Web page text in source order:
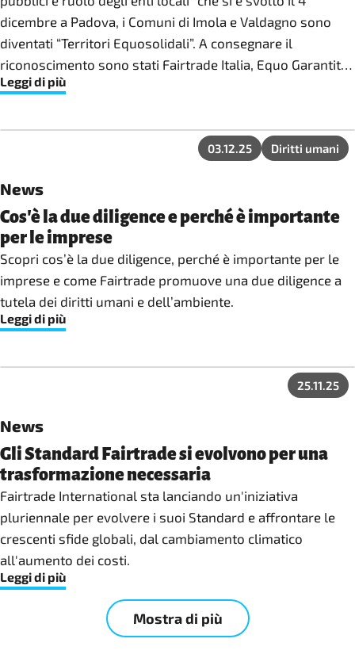
dicembre a Padova, i Comuni di Imola e Valdagno sono
diventati “Territori Equosolidali”. A consegnare il
riconoscimento sono stati Fairtrade Italia, Equo Garantito
e Associazione Botteghe del Mondo, organizzazioni
l’Assessora Francesca Benciolini del Comune di Padova.
Leggi di più
03.12.25 Diritti umani
News
Cos'è la due diligence e perché è importante
per le imprese
Scopri cos’è la due diligence, perché è importante per le
imprese e come Fairtrade promuove una due diligence a
tutela dei diritti umani e dell’ambiente.
Leggi di più
25.11.25
News
Gli Standard Fairtrade si evolvono per una
trasformazione necessaria
Fairtrade International sta lanciando un'iniziativa
pluriennale per evolvere i suoi Standard e affrontare le
crescenti sfide globali, dal cambiamento climatico
all'aumento dei costi.
Leggi di più
Mostra di più